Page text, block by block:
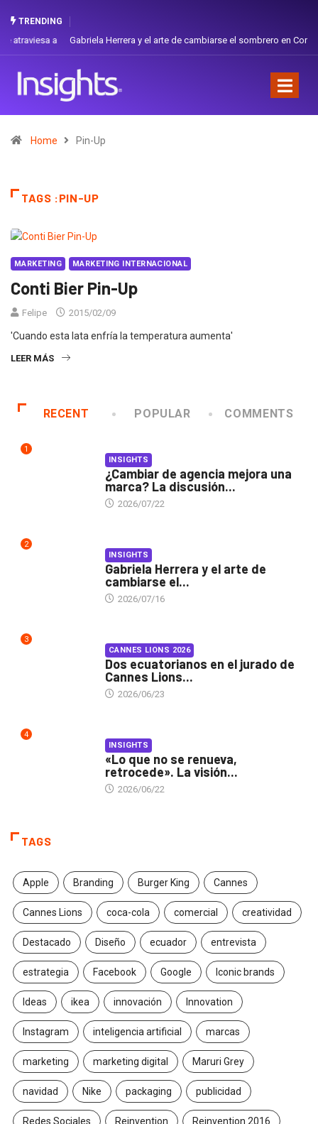
TRENDING
Gabriela Herrera y el arte de cambiarse el sombrero en Corporación
Home Pin-Up
TAGS :PIN-UP
MARKETING MARKETING INTERNACIONAL
Conti Bier Pin-Up
Felipe 2015/02/09
'Cuando esta lata enfría la temperatura aumenta'
LEER MÁS
RECENT POPULAR COMMENTS
1
INSIGHTS
¿Cambiar de agencia mejora una
marca? La discusión...
2026/07/22
2
INSIGHTS
Gabriela Herrera y el arte de
cambiarse el...
2026/07/16
3
CANNES LIONS 2026
Dos ecuatorianos en el jurado de
Cannes Lions...
2026/06/23
4
INSIGHTS
«Lo que no se renueva,
retrocede». La visión...
2026/06/22
TAGS
Apple Branding Burger King Cannes
Cannes Lions coca-cola comercial creatividad
Destacado Diseño ecuador entrevista
estrategia Facebook Google Iconic brands
Ideas ikea innovación Innovation
Instagram inteligencia artificial marcas
marketing marketing digital Maruri Grey
navidad Nike packaging publicidad
Redes Sociales Reinvention Reinvention 2016